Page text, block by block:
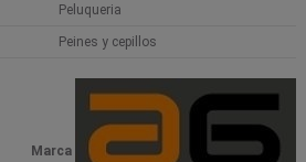
Peluqueria
Peines y cepillos
Marca